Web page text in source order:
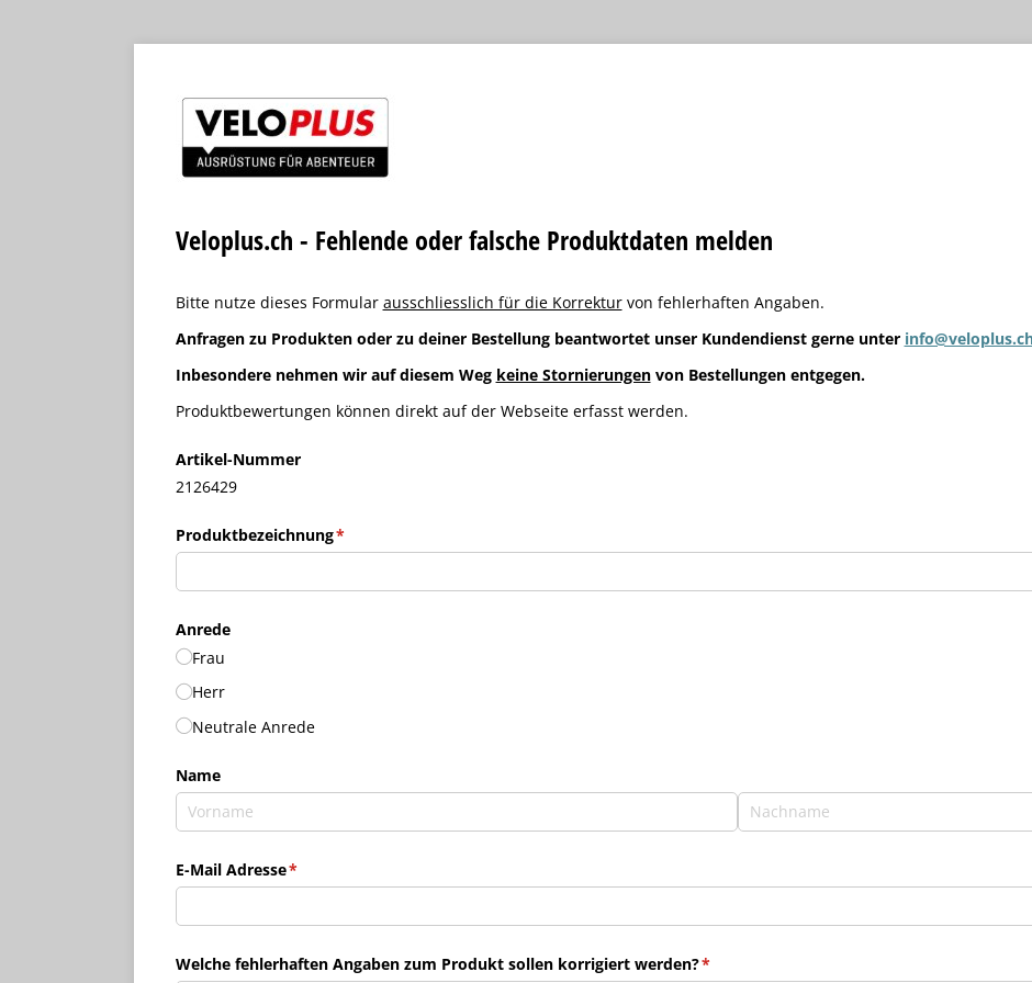
Veloplus.ch - Fehlende oder falsche Produktdaten melden
Bitte nutze dieses Formular ausschliesslich für die Korrekturvon fehlerhaften Angaben.
Anfragen zu Produkten oder zu deiner Bestellung beantwortet unser Kundendienst gerne unter
Inbesondere nehmen wir auf diesem Weg keine Stornierungenvon Bestellungen entgegen.
Produktbewertungen können direkt auf der Webseite erfasst werden.
Artikel-Nummer
2126429
Produktbezeichnung*
(erforderlich)
Anrede
Frau
Herr
Neutrale Anrede
Name
E-Mail Adresse*
(erforderlich)
Welche fehlerhaften Angaben zum Produkt sollen korrigiert werden?*
(erforderlich)